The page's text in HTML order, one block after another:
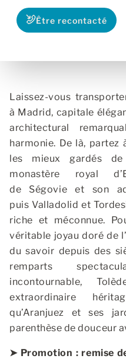
Être recontacté
Laissez-vous
à Madrid, capitale
architectural
harmonie. De là, partez
les mieux gardés
monastère royal
de Ségovie et son
puis Valladolid et
riche et méconnue.
véritable joyau doré de
du savoir depuis des
remparts
incontournable,
extraordinaire
qu’Aranjuez et ses
parenthèse de douceur
➤ Promotion : remise